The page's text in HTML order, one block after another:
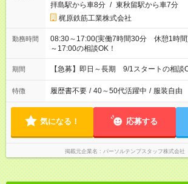
拝島駅から車8分 / 東秋留駅から車7分
梶原鉄筋工業株式会社
勤務時間
08:30～17:00(実働7時間30分 休憩1時
～17:00の相談OK！
期間 【急募】即日～長期 9/1スタートの相
特徴 履歴書不要 / 40～50代活躍中 / 服装自由
気になる！ 応募する
掲載元企業名 パーソルテンプスタッフ株式会